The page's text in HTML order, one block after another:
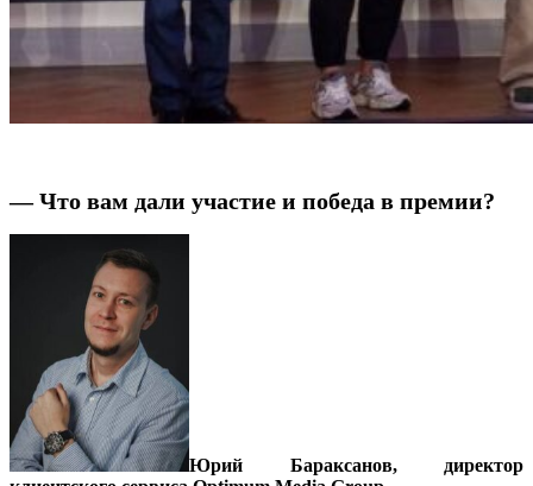
— Что вам дали участие и победа в премии?
Юрий Бараксанов, директор